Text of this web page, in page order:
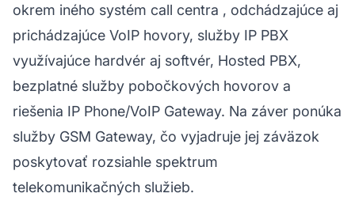
okrem iného systém call centra , odchádzajúce aj
prichádzajúce VoIP hovory, služby IP PBX
využívajúce hardvér aj softvér, Hosted PBX,
bezplatné služby pobočkových hovorov a
riešenia IP Phone/VoIP Gateway. Na záver ponúka
služby GSM Gateway, čo vyjadruje jej záväzok
poskytovať rozsiahle spektrum
telekomunikačných služieb.